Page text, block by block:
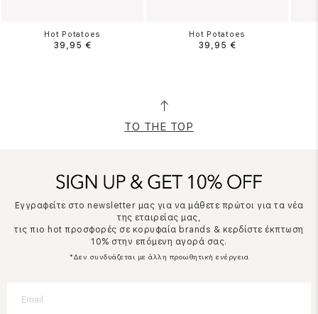
Hot Potatoes
39,95 €
Hot Potatoes
39,95 €
TO THE TOP
Εγγραφείτε στο newsletter μας για να μάθετε πρώτοι για τα νέα
της εταιρείας μας,
τις πιο hot προσφορές σε κορυφαία brands & κερδίστε έκπτωση
10% στην επόμενη αγορά σας.
*Δεν συνδυάζεται με άλλη προωθητική ενέργεια